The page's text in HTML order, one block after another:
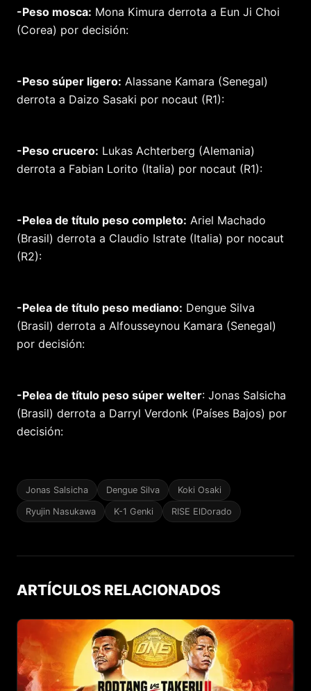
-Peso mosca: Mona Kimura derrota a Eun Ji Choi
(Corea) por decisión:
-Peso súper ligero: Alassane Kamara (Senegal)
derrota a Daizo Sasaki por nocaut (R1):
-Peso crucero: Lukas Achterberg (Alemania)
derrota a Fabian Lorito (Italia) por nocaut (R1):
-Pelea de título peso completo: Ariel Machado
(Brasil) derrota a Claudio Istrate (Italia) por nocaut
(R2):
-Pelea de título peso mediano: Dengue Silva
(Brasil) derrota a Alfousseynou Kamara (Senegal)
por decisión:
-Pelea de título peso súper welter: Jonas Salsicha
(Brasil) derrota a Darryl Verdonk (Países Bajos) por
decisión:
Jonas Salsicha Dengue Silva Koki Osaki
Ryujin Nasukawa K-1 Genki RISE ElDorado
ARTÍCULOS RELACIONADOS